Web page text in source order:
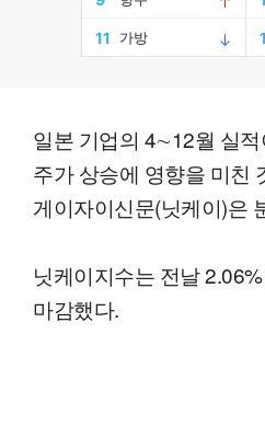
일본 기업의 4∼12월 실
주가 상승에 영향을 미친
게이자이신문(닛케이)은
닛케이지수는 전날
마감했다.